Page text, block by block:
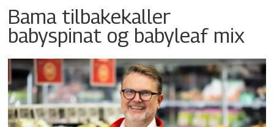
Bama tilbakekaller
babyspinat og babyleaf mix